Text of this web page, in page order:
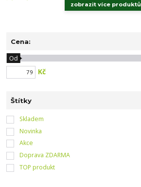
zobrazit více produktů
Cena:
Kč
Od
Štítky
Skladem
Novinka
Akce
Doprava ZDARMA
TOP produkt